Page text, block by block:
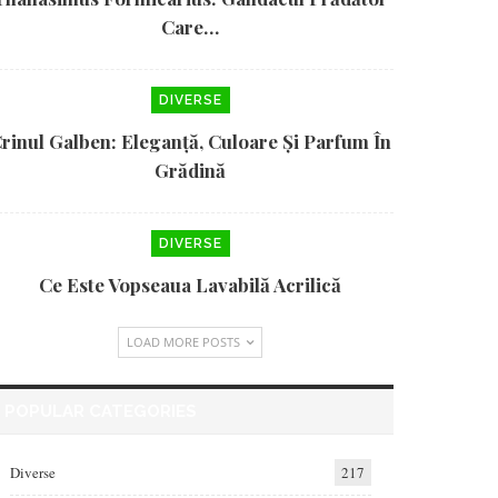
Care…
DIVERSE
Galben: Eleganță, Culoare Și Parfum În
Grădină
DIVERSE
Ce Este Vopseaua Lavabilă Acrilică
LOAD MORE POSTS
Diverse 217